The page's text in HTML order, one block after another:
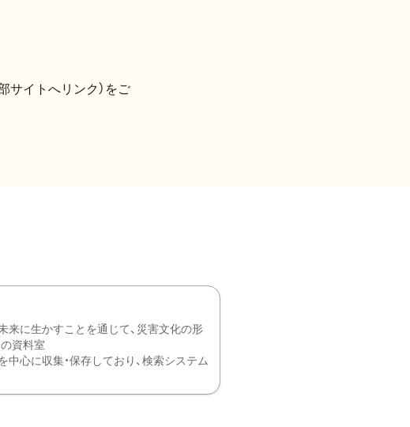
部サイトへリンク）をご
来に生かすことを通じて、災害文化の形
資料室
心に収集・保存しており、検索システム